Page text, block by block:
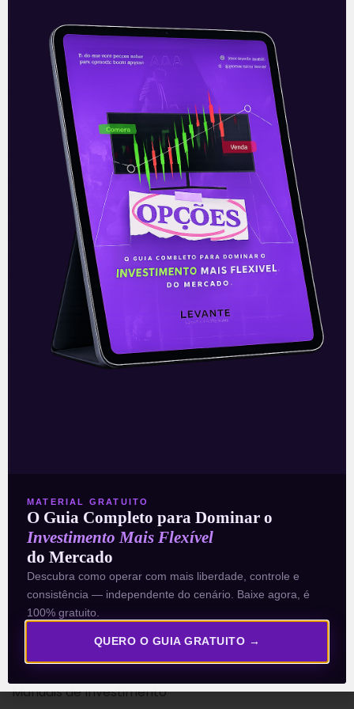
Tesla pode voltar a aceitar
Bitcoin
Neste domingo (13), o fundador da Tesla,
Elon Musk, publicou nas suas redes sociais
que a maior produtora de veículos
elétricos do mundo deve voltar
Leia mais
14/06/2021
Termos e Condições
Política de Privacidade
Explore
Artigos
E Eu Com Isso?
Vídeos no Youtube
Manuais de Investimento
MATERIAL GRATUITO
O Guia Completo para Dominar o
Investimento Mais Flexível
do Mercado
Descubra como operar com mais liberdade, controle e
consistência — independente do cenário. Baixe agora, é
100% gratuito.
QUERO O GUIA GRATUITO →